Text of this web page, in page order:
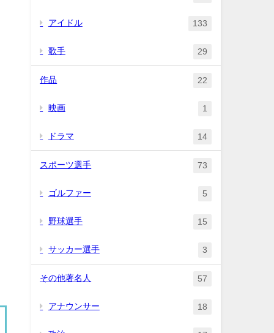
アイドル 133
歌手 29
作品 22
映画 1
ドラマ 14
スポーツ選手 73
ゴルファー 5
野球選手 15
サッカー選手 3
その他著名人 57
アナウンサー 18